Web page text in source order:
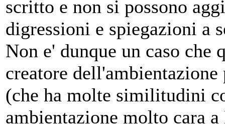
scritto e non si possono
digressioni e spiegazioni a
Non e' dunque un caso che
creatore
(che ha molte similitudini
ambientazione molto cara